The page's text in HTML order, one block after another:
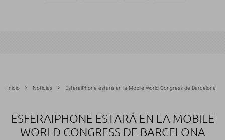
Inicio Noticias EsferaiPhone estará en la Mobile World Congress de Barcelona
ESFERAIPHONE ESTARÁ EN LA MOBILE
WORLD CONGRESS DE BARCELONA